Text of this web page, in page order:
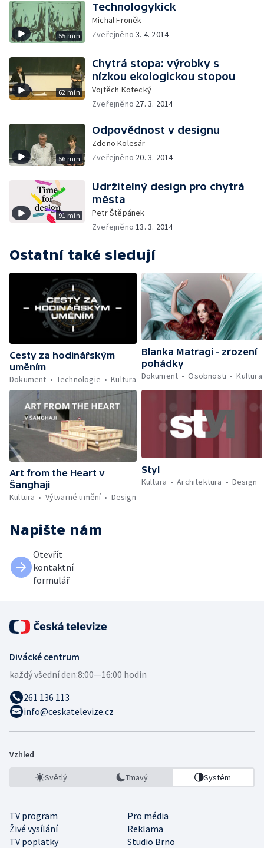
55 min
Technologykick
Michal Froněk
Zveřejněno3. 4. 2014
62 min
Chytrá stopa: výrobky s
nízkou ekologickou stopou
Vojtěch Kotecký
Zveřejněno 27. 3. 2014
56 min
Odpovědnost v designu
Zdeno Kolesár
Zveřejněno 20. 3. 2014
91 min
Udržitelný design pro chytrá
města
Petr Štěpánek
Zveřejněno13. 3. 2014
Ostatní také sledují
Cesty za hodinářským
uměním
Dokument
Technologie Kultura
Blanka Matragi - zrození
pohádky
Dokument
Osobnosti Kultura
Art from the Heart v
Šanghaji
Kultura
Výtvarné umění Design
Styl
Kultura
Architektura Design
Napište nám
Otevřít
kontaktní
formulář
Divácké centrum
každý všední den:8:00—16:00 hodin
261 136 113
info@ceskatelevize.cz
Vzhled
Světlý Tmavý Systém
TV program
Pro média
Živé vysílání
Reklama
TV poplatky
Studio Brno